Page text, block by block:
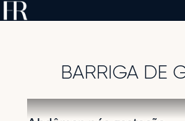
Skip
BARRIGA DE